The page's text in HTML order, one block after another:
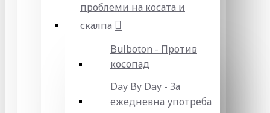
проблеми на косата и
скалпа
Bulboton - Против
косопад
Day By Day - За
ежедневна употреба